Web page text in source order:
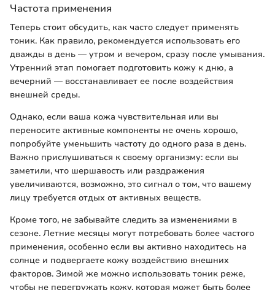
Частота применения
Теперь стоит обсудить, как часто следует применять
тоник. Как правило, рекомендуется использовать его
дважды в день — утром и вечером, сразу после умывания.
Утренний этап помогает подготовить кожу к дню, а
вечерний — восстанавливает ее после воздействия
внешней среды.
Однако, если ваша кожа чувствительная или вы
переносите активные компоненты не очень хорошо,
попробуйте уменьшить частоту до одного раза в день.
Важно прислушиваться к своему организму: если вы
заметили, что шершавость или раздражения
увеличиваются, возможно, это сигнал о том, что вашему
лицу требуется отдых от активных веществ.
Кроме того, не забывайте следить за изменениями в
сезоне. Летние месяцы могут потребовать более частого
применения, особенно если вы активно находитесь на
солнце и подвергаете кожу воздействию внешних
факторов. Зимой же можно использовать тоник реже,
чтобы не перегружать кожу, которая может быть более